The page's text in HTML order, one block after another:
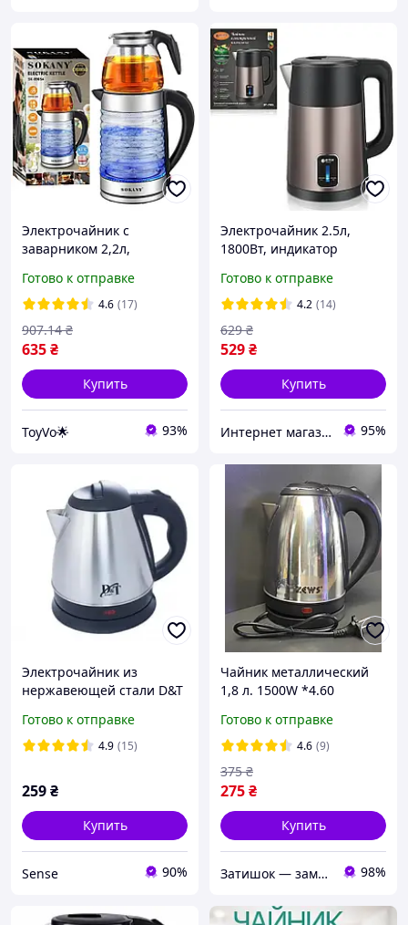
Электрочайник с
заварником 2,2л,
1500Вт, SOKANY SK-09054
/ Стеклянный чайник
электрический
Готово к отправке
4.6 (17)
635₴
907.14 ₴
Купить
ToyVo🌟 93%
Электрочайник 2.5л,
1800Вт, индикатор
BT-7955, Коричневый /
Электрический чайник /
Дисковый чайник для
дома
Готово к отправке
4.2 (14)
529₴
629 ₴
Купить
Интернет магазин "eltim" 95%
Электрочайник из
нержавеющей стали D&T
Готово к отправке
4.9 (15)
259₴
Купить
Sense 90%
Чайник металлический
1,8 л. 1500W *4.60
Готово к отправке
4.6 (9)
275₴
375 ₴
Купить
Затишок — замов Добра мішок! 98%